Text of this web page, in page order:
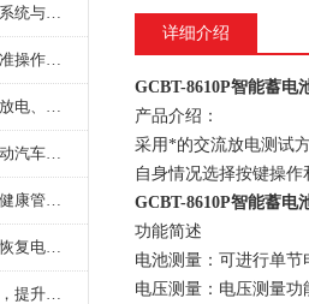
蓄电池充放检一体机：在电力系统与储能设备中的创新应用，确保蓄电池性能与可靠性
蓄电池整组充放电活化仪的标准操作流程：从接线设置到充放电参数设定的安全规范
蓄电池充放检一体机：充电、放电、检测三功能集成设备
蓄电池整组充放电活化仪对电动汽车电池有帮助吗？
蓄电池充放检一体机：为电池健康管理提供一站式解决方案
智能蓄电池单体活化仪：高效恢复电池性能，延长蓄电池使用寿命
蓄电池智能活化仪：精准维护，提升电池健康状态
详细介绍
GCBT-8610P智能蓄电
产品介绍：
采用*的交流放电测试
自身情况选择按键操
GCBT-8610P智能蓄电
功能简述
电池测量：可进行单
电压测量：电压测量功